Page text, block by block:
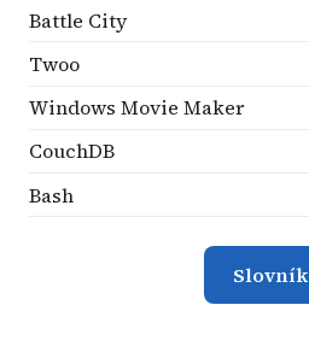
Battle City
Twoo
Windows Movie Maker
CouchDB
Bash
Slovník